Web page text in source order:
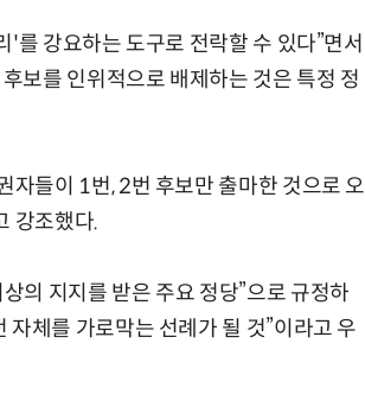
를 강요하는 도구로 전락할 수 있다”면서
보를 인위적으로 배제하는 것은 특정 정
자들이 1번, 2번 후보만 출마한 것으로 오
강조했다.
의 지지를 받은 주요 정당”으로 규정하
체를 가로막는 선례가 될 것”이라고 우